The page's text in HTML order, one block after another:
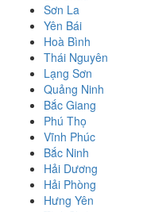
Sơn La
Yên Bái
Hoà Bình
Thái Nguyên
Lạng Sơn
Quảng Ninh
Bắc Giang
Phú Thọ
Vĩnh Phúc
Bắc Ninh
Hải Dương
Hải Phòng
Hưng Yên